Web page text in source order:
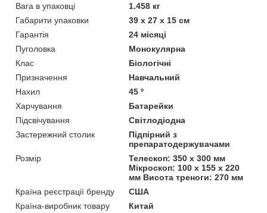
Вага в упаковці
1.458 кг
Габарити упаковки
39 x 27 x 15 см
Гарантія
24 місяці
Пуголовка
Монокулярна
Клас
Біологічні
Призначення
Навчальний
Нахил
45 º
Харчування
Батарейки
Підсвічування
Світлодіодна
Застережний столик
Підпірний з
препаратодержувачами
Розмір
Телескоп: 350 х 300 мм
Мікроскоп: 100 х 155 х 220
мм Висота треноги: 270 мм
Країна реєстрації бренду
США
Країна-виробник товару
Китай